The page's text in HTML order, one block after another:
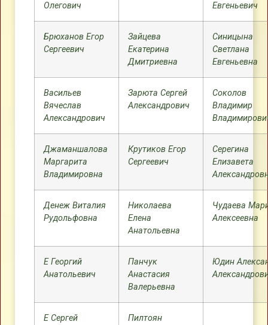
Олегович
Евгеньевич
Брюханов Егор
Сергеевич
Зайцева
Екатерина
Дмитриевна
Синицына
Светлана
Евгеньевна
Васильев
Вячеслав
Александрович
Зарюта Сергей
Александрович
Соколов
Владимир
Джаманшалова
Маргарита
Владимировна
Крутиков Егор
Сергеевич
Серегина
Елизавета
Денеж Виталия
Рудольфовна
Николаева
Елена
Анатольевна
Чудаева
Алексеевна
Е Георгий
Анатольевич
Панчук
Анастасия
Валерьевна
Юдин
Е Сергей
Пилтоян